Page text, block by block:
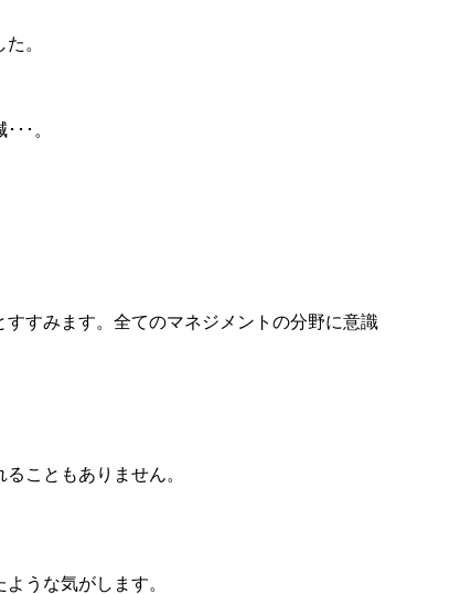
。
･･。
すみます。全てのマネジメントの分野に意識
こともありません。
うな気がします。